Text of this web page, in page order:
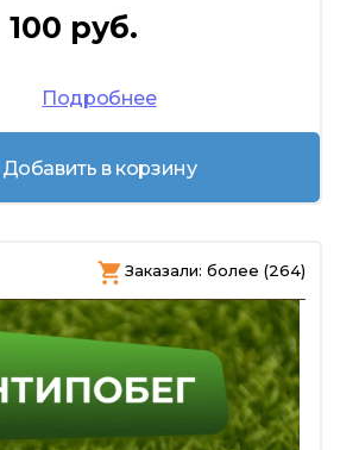
100 руб.
Подробнее
Добавить в корзину
Заказали: более (264)